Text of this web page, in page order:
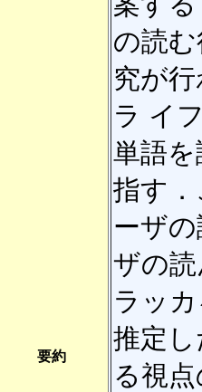
要約
の読
究が
ラ イ
単語
指す
ーザ
ザの
ラッ
推定
る視